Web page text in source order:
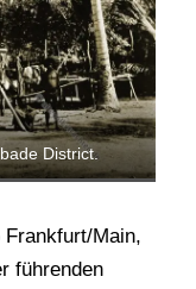
District.
Main,
führenden